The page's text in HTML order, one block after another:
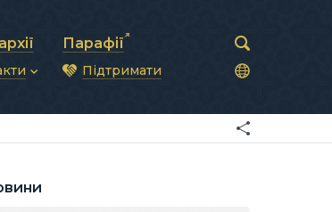
Парафії
Єпископів
курія
Підтримати